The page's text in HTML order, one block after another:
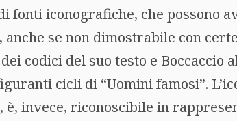
fonti iconografiche, che possono
se non dimostrabile con
codici del suo testo e Boccaccio
cicli di “Uomini famosi”.
è, invece, riconoscibile in